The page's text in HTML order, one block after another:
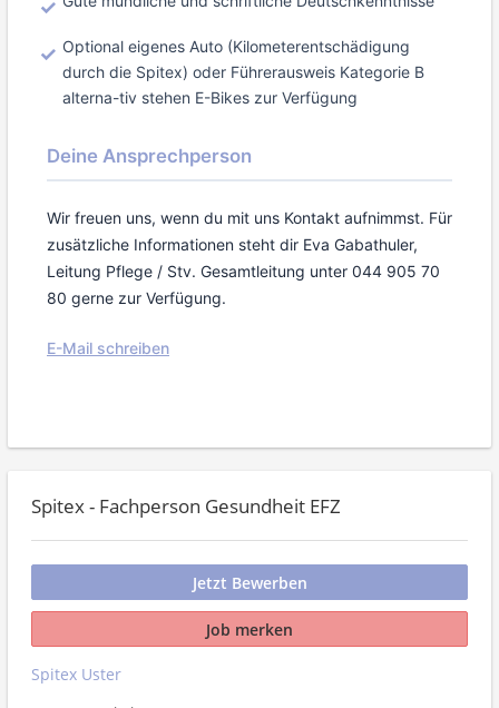
Optional eigenes Auto (Kilometerentschädigung
durch die Spitex) oder Führerausweis Kategorie B
alterna-tiv stehen E-Bikes zur Verfügung
Deine Ansprechperson
Wir freuen uns, wenn du mit uns Kontakt aufnimmst. Für
zusätzliche Informationen steht dir Eva Gabathuler,
Leitung Pflege / Stv. Gesamtleitung unter 044 905 70
80 gerne zur Verfügung.
E-Mail schreiben
Spitex - Fachperson Gesundheit EFZ
Jetzt Bewerben
Job merken
Spitex Uster